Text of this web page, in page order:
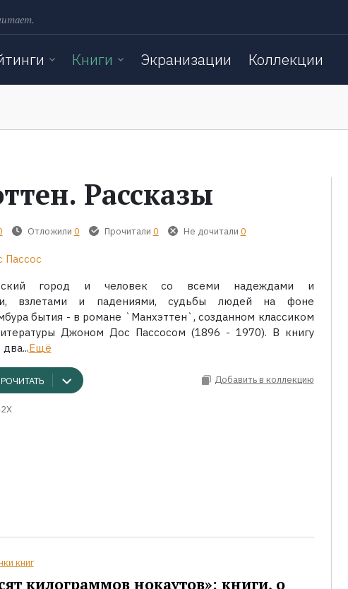
Книги Экранизации Коллекции
Рассказы
Отложили 0 Прочитали 0 Не дочитали 0
город и человек со всеми надеждами и
взлетами и падениями, судьбы людей на фоне
бытия - в романе `Манхэттен`, созданном классиком
Джоном Дос Пассосом (1896 - 1970). В книгу
Ещё
Добавить в коллекцию
книг
килограммов нокаутов»: книги, о